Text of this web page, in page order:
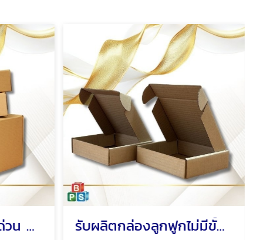
รับผลิตกล่องลูกฟูกด่วน พระราม2 รับผลิตกล่องลูกฟูกไม่มีขั้นต่ำ